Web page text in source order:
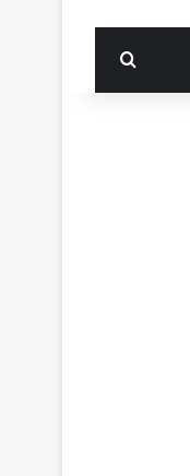
بحث عن